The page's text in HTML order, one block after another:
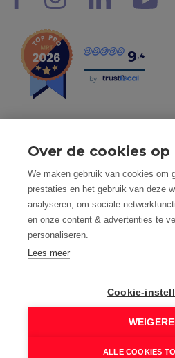
9,4
by
Mindset Real Estate bv -
Nacecode 68.100 - Maatschap.
Heule
Toezichthoudende
Vastgoedmakelaars,
BIV Polisnummer
M Vastgoed is onderworpen
van het BIV:
Disclaimer|Privacy
Over de cookies
We maken gebruik van cookies om
prestaties en het gebruik van deze
analyseren, om sociale
en onze content & advertenties te
personaliseren.
Lees meer
Cookie-
ALLE COOKIES